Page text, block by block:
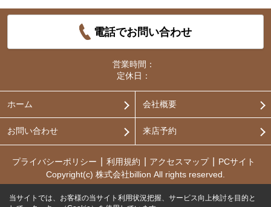
電話でお問い合わせ
営業時間：
定休日：
ホーム 会社概要
お問い合わせ 来店予約
プライバシーポリシー 利用規約 アクセスマップ
PCサイト
Copyright(c) 株式会社billion All rights reserved.
当サイトでは、お客様の当サイト利用状況把握、サービス向上検討を目的と